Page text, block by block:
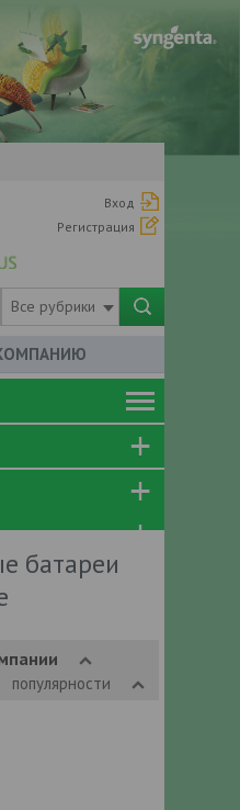
Вход
Регистрация
Все рубрики
батареи
популярности